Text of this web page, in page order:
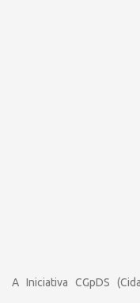
A Iniciativa CGpDS